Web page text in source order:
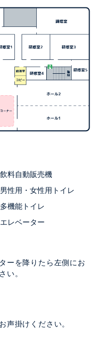
飲料自動販売機
男性用・女性用トイレ
多機能トイレ
エレベーター
ーを降りたら左側にお
い。
声掛けください。